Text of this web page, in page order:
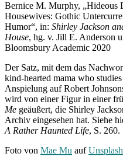
Bernice M. Murphy, „Hideous
Housewives: Gothic
Humor“, in: Shirley Jackson
House, hg. v. Jill E. Anderson
Bloomsbury Academic 2020
Der Satz, mit dem das
kind-hearted mama who
Anspielung auf Robert
wird von einer Figur in einer
Me geäußert, die Shirley
Archiv eingesehen hat. Siehe
A Rather Haunted Life, S. 260.
Foto von Mae Mu aufUnsplash